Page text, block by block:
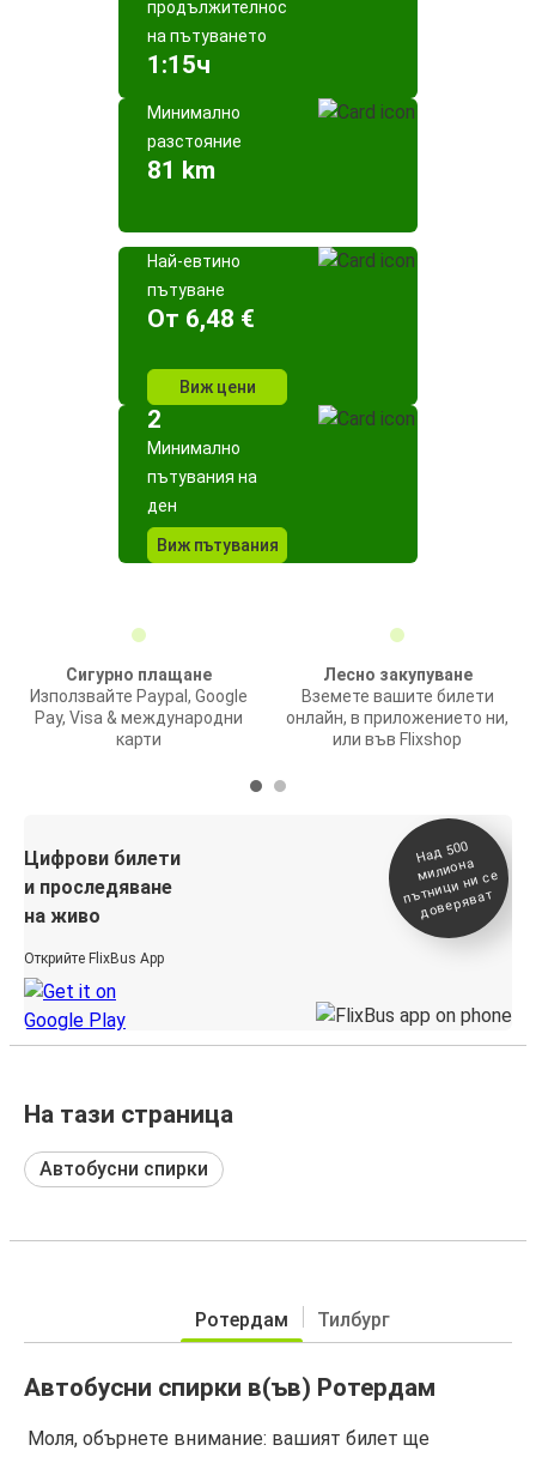
продължителност
на пътуването
1:15ч
Минимално
разстояние
81 km
Най-евтино
пътуване
Oт 6,48 €
Виж цени
2
Минимално
пътувания на
ден
Виж пътувания
Сигурно плащане
Използвайте Paypal, Google
Pay, Visa & международни
карти
Лесно закупуване
Вземете вашите билети
онлайн, в приложението ни,
или във Flixshop
Цифрови билети
и проследяване
на живо
Открийте FlixBus App
На
д 500
милиона
п
ътници ни се
доверяват
На тази страница
Автобусни спирки
Ротердам Тилбург
Автобусни спирки в(ъв) Ротердам
Моля, обърнете внимание: вашият билет ще